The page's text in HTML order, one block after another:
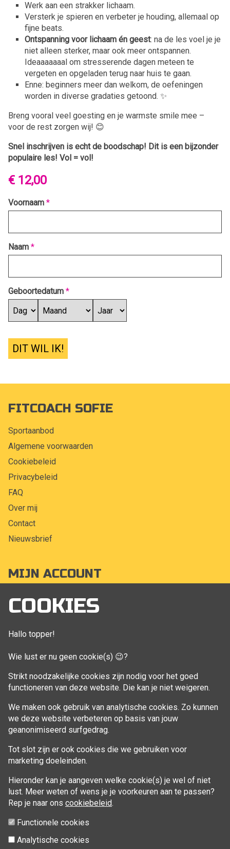
COOKIES
Hallo topper!
Wie lust er nu geen cookie(s) 😉?
Strikt noodzakelijke cookies zijn nodig voor het goed
functioneren van deze website. Die kan je niet weigeren.
We maken ook gebruik van analytische cookies. Zo kunnen
we deze website verbeteren op basis van jouw
geanonimiseerd surfgedrag.
Tot slot zijn er ook cookies die we gebruiken voor
marketing doeleinden.
Hieronder kan je aangeven welke cookie(s) je wel of niet
lust. Meer weten of wens je je voorkeuren aan te passen?
Rep je naar ons cookiebeleid.
Functionele cookies
Analytische cookies
Werk aan een strakker lichaam.
Versterk je spieren en verbeter je houding, allemaal op
fijne beats.
Ontspanning voor lichaam én geest: na de les voel je je
niet alleen sterker, maar ook meer ontspannen.
Ideaaaaaaal om stresserende dagen meteen te
vergeten en opgeladen terug naar huis te gaan.
Enne: beginners meer dan welkom, de oefeningen
worden in diverse gradaties getoond. ✨
Breng vooral veel goesting en je warmste smile mee –
voor de rest zorgen wij! 😊
Snel inschrijven is echt de boodschap! Dit is een bijzonder
populaire les! Vol = vol!
€ 12,00
Voornaam *
Naam *
Geboortedatum *
DIT WIL IK!
FITCOACH SOFIE
Sportaanbod
Algemene voorwaarden
Cookiebeleid
Privacybeleid
FAQ
Over mij
Contact
Nieuwsbrief
MIJN ACCOUNT
Mijn account
Bestellingen
Aankoop beheren
VOLG MIJ
Facebook